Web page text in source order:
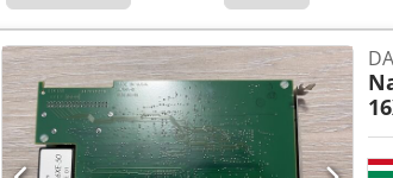
mevcuttur. Antistatik koruma ile dikkatlice